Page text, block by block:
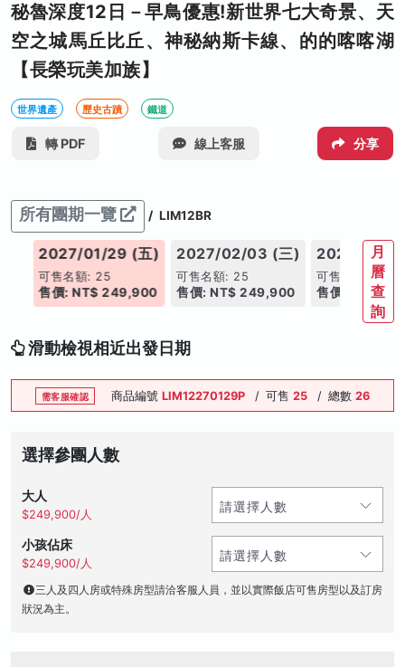
秘魯深度12日－早鳥優惠!新世界七大奇景、天
空之城馬丘比丘、神秘納斯卡線、的的喀喀湖
【長榮玩美加族】
世界遺產 歷史古蹟 鐵道
轉 PDF 線上客服 分享
所有團期一覽 / LIM12BR
2027/01/29 (五)
可售名額: 25
售價: NT$ 249,900
2027/02/03 (三)
可售名額: 25
售價: NT$ 249,900
2027/02/
可售名額: 25
售價: NT$
月
曆
查
詢
滑動檢視相近出發日期
需客服確認 商品編號LIM12270129P / 可售25 / 總數26
選擇參團人數
大人
$249,900/人
小孩佔床
$249,900/人
三人及四人房或特殊房型請洽客服人員，並以實際飯店可售房型以及訂房
狀況為主。